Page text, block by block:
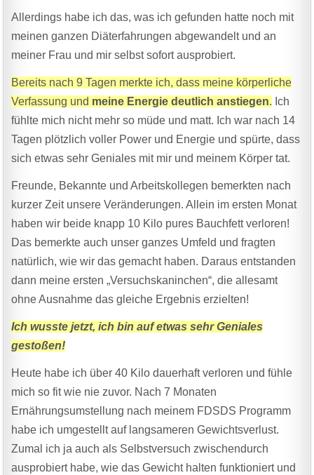
Allerdings habe ich das, was ich gefunden hatte noch mit
meinen ganzen Diäterfahrungen abgewandelt und an
meiner Frau und mir selbst sofort ausprobiert.
Bereits nach 9 Tagen merkte ich, dass meine körperliche
Verfassung und meine Energie deutlich anstiegen. Ich
fühlte mich nicht mehr so müde und matt. Ich war nach 14
Tagen plötzlich voller Power und Energie und spürte, dass
sich etwas sehr Geniales mit mir und meinem Körper tat.
Freunde, Bekannte und Arbeitskollegen bemerkten nach
kurzer Zeit unsere Veränderungen. Allein im ersten Monat
haben wir beide knapp 10 Kilo pures Bauchfett verloren!
Das bemerkte auch unser ganzes Umfeld und fragten
natürlich, wie wir das gemacht haben. Daraus entstanden
dann meine ersten „Versuchskaninchen“, die allesamt
ohne Ausnahme das gleiche Ergebnis erzielten!
Ich wusste jetzt, ich bin auf etwas sehr Geniales
gestoßen!
Heute habe ich über 40 Kilo dauerhaft verloren und fühle
mich so fit wie nie zuvor. Nach 7 Monaten
Ernährungsumstellung nach meinem FDSDS Programm
habe ich umgestellt auf langsameren Gewichtsverlust.
Zumal ich ja auch als Selbstversuch zwischendurch
ausprobiert habe, wie das Gewicht halten funktioniert und